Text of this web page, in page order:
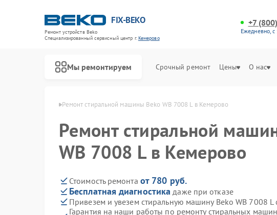
FIX-BEKO
Ремонт устройств Beko
Специализированный cервисный центр г.Кемерово
+7
Ежедневно,
Мы ремонтируем Срочный ремонт Цены О нас
Ремонт стиральной машины Beko WB 7008 L в Кемерово
Ремонт стиральной
WB 7008 L в Кемерово
Стоимость ремонта от 780 руб.
Бесплатная диагностика даже при отказе
Привезем и увезем стиральную машину Beko WB 7008 L
Гарантия на наши работы по ремонту стиральных